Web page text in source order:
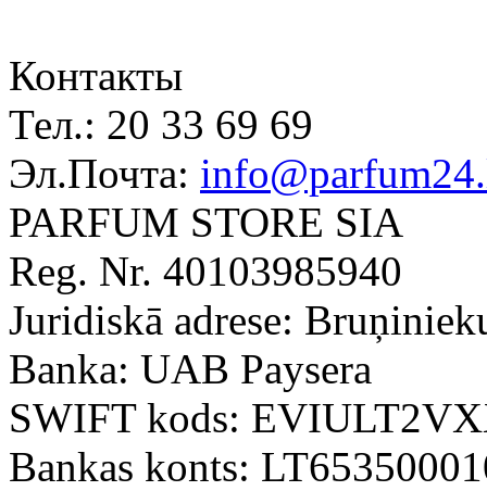
Контакты
Тел.: 20 33 69 69
Эл.Почта:
PARFUM STORE SIA
Reg. Nr. 40103985940
Juridiskā adrese:
Banka: UAB Paysera
SWIFT kods:
Bankas konts: